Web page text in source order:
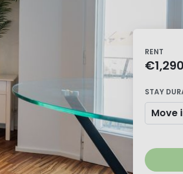
RENT
€1,290
STAY
Move